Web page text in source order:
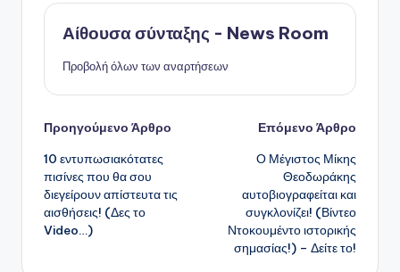
Αίθουσα σύνταξης - News Room
Προβολή όλων των αναρτήσεων
Πλοήγηση
δημοσιεύσεων
Προηγούμενο Άρθρο
10 εντυπωσιακότατες
πισίνες που θα σου
διεγείρουν απίστευτα τις
αισθήσεις! (Δες το
Video…)
Επόμενο Άρθρο
Ο Μέγιστος Μίκης
Θεοδωράκης
αυτοβιογραφείται και
συγκλονίζει! (Βίντεο
Ντοκουμέντο ιστορικής
σημασίας!) – Δείτε το!